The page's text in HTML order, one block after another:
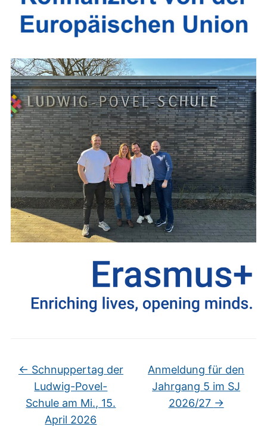
← Schnuppertag der
Ludwig-Povel-
Schule am Mi., 15.
April 2026
Anmeldung für den
Jahrgang 5 im SJ
2026/27 →